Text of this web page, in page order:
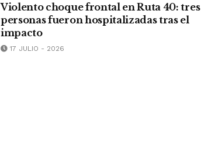
Violento choque frontal en Ruta 40: tres
personas fueron hospitalizadas tras el
impacto
17 JULIO - 2026